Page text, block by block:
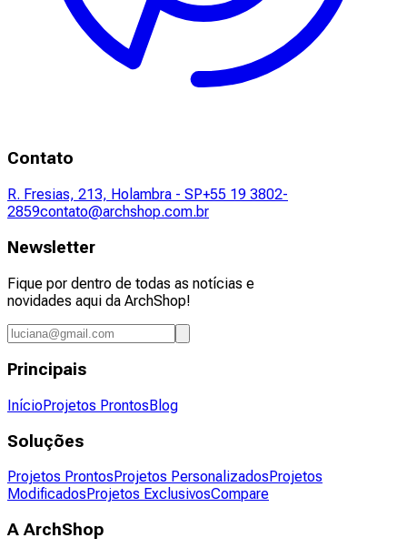
Contato
R. Fresias, 213, Holambra - SP+55 19 3802-
2859contato@archshop.com.br
Newsletter
Fique por dentro de todas as notícias e
novidades aqui da ArchShop!
Principais
InícioProjetos ProntosBlog
Soluções
Projetos Prontos Projetos Personalizados Projetos
Modificados Projetos ExclusivosCompare
A ArchShop